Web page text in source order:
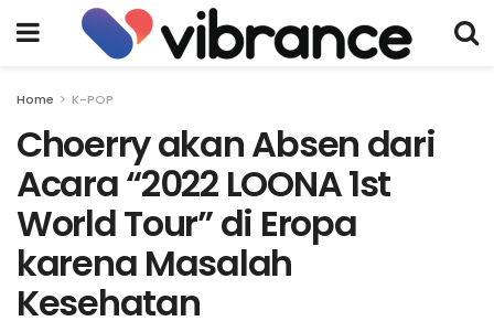
Home K-POP
Choerry akan Absen dari
Acara “2022 LOONA 1st
World Tour” di Eropa
karena Masalah
Kesehatan